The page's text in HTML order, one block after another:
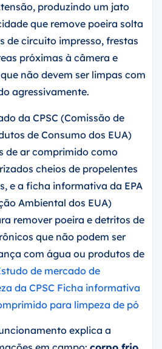
que remove poeira solta
de circuito impresso, frestas
próximas à câmera e
não devem ser limpas com
agressivamente.
de Consumo dos EUA)
de ar comprimido como
cheios de propelentes
e a ficha informativa da EPA
Ambiental dos EUA)
remover poeira e detritos de
que não podem ser
com água ou produtos de
Estudo de mercado de
da CPSC
para limpeza de pó
em campo: